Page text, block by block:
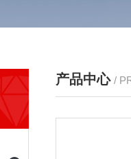
产品中心 /